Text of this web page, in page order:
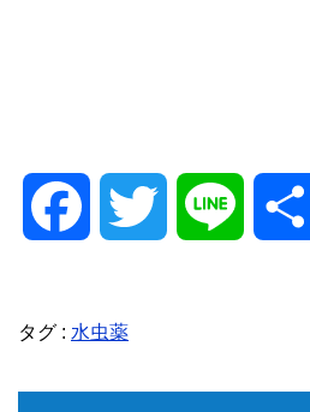
c
タグ : 水虫薬